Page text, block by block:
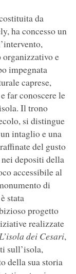
da
ha concesso un
e
impegnata
caprese,
far conoscere le
Il trono
si distingue
intaglio e una
del gusto
depositi della
accessibile al
di
stata
progetto
realizzate
dei Cesari,
sull’isola,
della sua storia